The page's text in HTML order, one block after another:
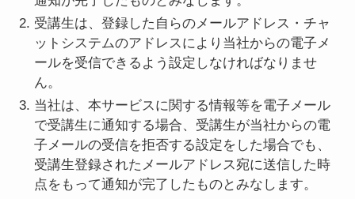
受講生は、登録した自らのメールアドレス・チャ
ットシステムのアドレスにより当社からの電子メ
ールを受信できるよう設定しなければなりませ
ん。
当社は、本サービスに関する情報等を電子メール
で受講生に通知する場合、受講生が当社からの電
子メールの受信を拒否する設定をした場合でも、
受講生登録されたメールアドレス宛に送信した時
点をもって通知が完了したものとみなします。